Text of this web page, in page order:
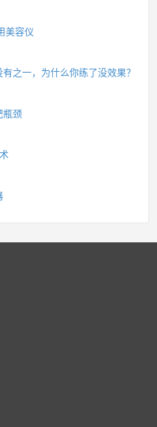
美容仪
之一，为什么你练了没效果？
瓶颈